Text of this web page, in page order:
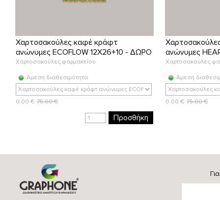
Χαρτοσακούλες καφέ κράφτ
ανώνυμες ECOFLOW 12X26+10 - ΔΩΡΟ
Χαρτοσακούλες φαρμακείου
Άμεση διαθεσιμότητα
0.00 € 75.00 €
Προσθήκη
ανώνυμες
Χαρτοσακούλες
Άμεση
0.00 € 75.00 €